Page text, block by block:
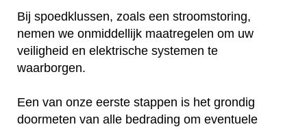
Bij spoedklussen, zoals een stroomstoring,
nemen we onmiddellijk maatregelen om uw
veiligheid en elektrische systemen te
waarborgen.
Een van onze eerste stappen is het grondig
doormeten van alle bedrading om eventuele